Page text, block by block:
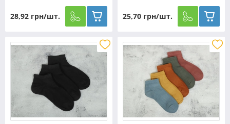
28,92 грн/шт. 25,70 грн/шт.